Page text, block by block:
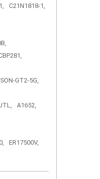
C21N1818-1,
GT2-5G,
A1652,
ER17500V,